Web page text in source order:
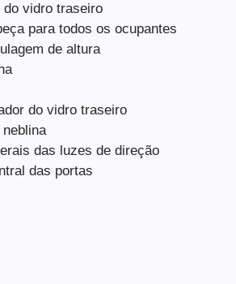
do vidro traseiro
para todos os ocupantes
de altura
do vidro traseiro
das luzes de direção
das portas